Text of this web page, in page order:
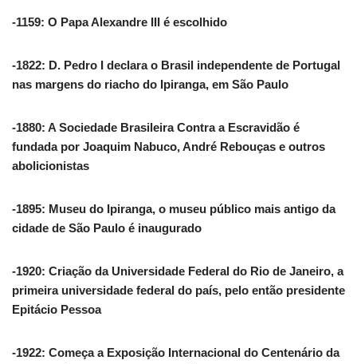
-1159: O Papa Alexandre III é escolhido
-1822: D. Pedro I declara o Brasil independente de Portugal
nas margens do riacho do Ipiranga, em São Paulo
-1880: A Sociedade Brasileira Contra a Escravidão é
fundada por Joaquim Nabuco, André Rebouças e outros
abolicionistas
-1895: Museu do Ipiranga, o museu público mais antigo da
cidade de São Paulo é inaugurado
-1920: Criação da Universidade Federal do Rio de Janeiro, a
primeira universidade federal do país, pelo então presidente
Epitácio Pessoa
-1922: Começa a Exposição Internacional do Centenário da